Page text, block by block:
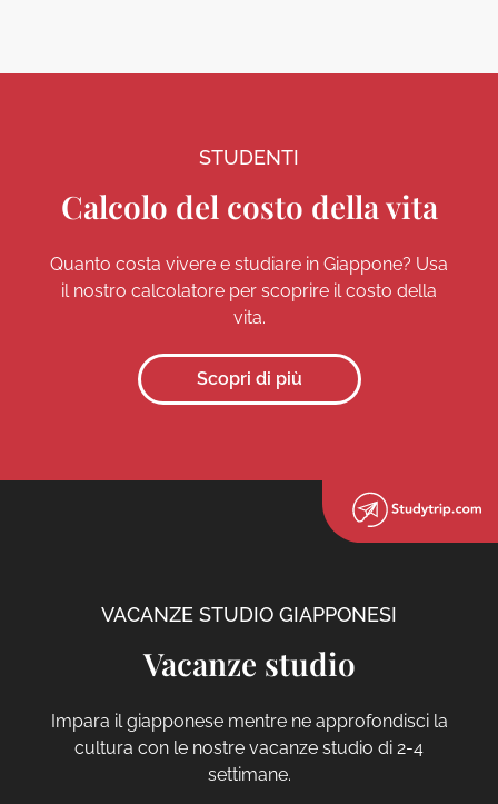
STUDENTI
Calcolo del costo della vita
Quanto costa vivere e studiare in Giappone? Usa
il nostro calcolatore per scoprire il costo della
vita.
Scopri di più
VACANZE STUDIO GIAPPONESI
Vacanze studio
Impara il giapponese mentre ne approfondisci la
cultura con le nostre vacanze studio di 2-4
settimane.